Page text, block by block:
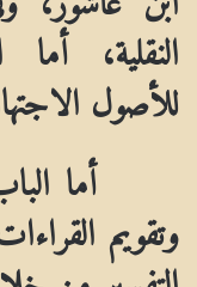
النقلية،
للأصول
أما
وتقويم